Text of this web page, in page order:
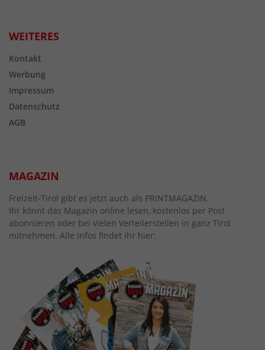
WEITERES
Kontakt
Werbung
Impressum
Datenschutz
AGB
MAGAZIN
Freizeit-Tirol gibt es jetzt auch als PRINTMAGAZIN.
Ihr könnt das Magazin online lesen, kostenlos per Post
abonnieren oder bei vielen Verteilerstellen in ganz Tirol
mitnehmen. Alle Infos findet ihr hier: